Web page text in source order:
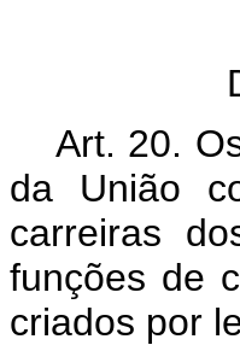
Art. 20.
da União
carreiras
funções de
criados por